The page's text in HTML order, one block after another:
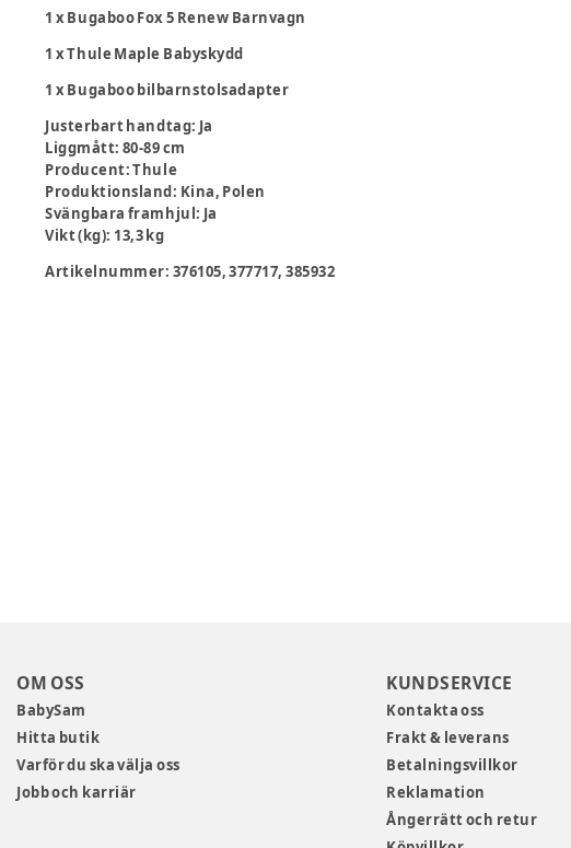
1 x Bugaboo Fox 5 Renew Barnvagn
1 x Thule Maple Babyskydd
1 x Bugaboo bilbarnstolsadapter
Justerbart handtag: Ja
Liggmått: 80-89 cm
Producent:Thule
Produktionsland: Kina, Polen
Svängbara framhjul: Ja
Vikt (kg): 13,3 kg
Artikelnummer: 376105, 377717, 385932
OM OSS
BabySam
Hitta butik
Varför du ska välja oss
Jobb och karriär
KUNDSERVICE
Kontakta oss
Frakt & leverans
Betalningsvillkor
Reklamation
Ångerrätt och retur